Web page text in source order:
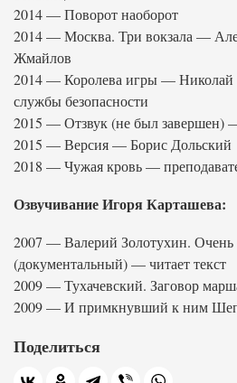
2014 — Поворот наоборот
2014 — Москва. Три вокзала —
Жмайлов
2014 — Королева игры — Николай
службы безопасности
2015 — Отзвук (не был завершен)
2015 — Версия — Борис Дольский
2018 — Чужая кровь —
Озвучивание Игоря Карташева:
2007 — Валерий Золотухин. Очень
(документальный) — читает текст
2009 — Тухачевский. Заговор
2009 — И примкнувший к ним
Поделиться